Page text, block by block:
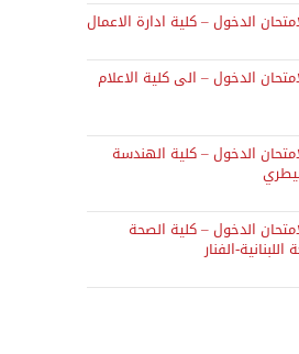
الدخول – كلية ادارة الاعمال
الدخول – الى كلية الاعلام
الدخول – كلية الهندسة
الدخول – كلية الصحة
الفنار